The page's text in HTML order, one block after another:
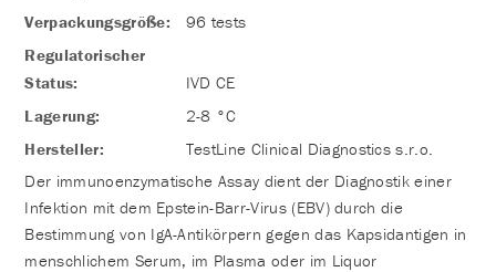
Verpackungsgröße:
96 tests
Regulatorischer
Status:
IVD CE
Lagerung:
2-8 °C
Hersteller:
TestLine Clinical Diagnostics s.r.o.
Der immunoenzymatische Assay dient der Diagnostik einer
Infektion mit dem Epstein-Barr-Virus (EBV) durch die
Bestimmung von IgA-Antikörpern gegen das Kapsidantigen in
menschlichem Serum, im Plasma oder im Liquor